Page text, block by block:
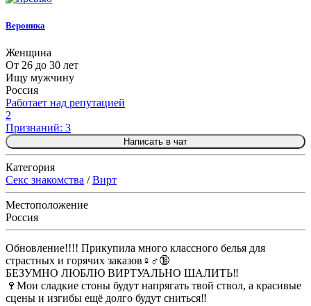
Вероника
Женщина
От 26 до 30 лет
Ищу мужчину
Россия
Работает над репутацией
2
Признаний: 3
Написать в чат
Категория
Секс знакомства /Вирт
Местоположение
Россия
Обновление!!!! Прикупила много классного белья для
страстных и горячих заказов♀️♂️🔞
БЕЗУМНО ЛЮБЛЮ ВИРТУАЛЬНО ШАЛИТЬ‼️
🍷Мои сладкие стоны будут напрягать твой ствол, а красивые
сцены и изгибы ещё долго будут сниться‼️